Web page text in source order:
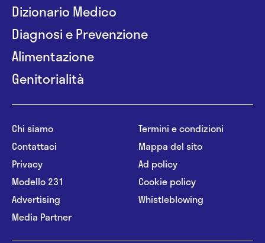
Dizionario Medico
Diagnosi e Prevenzione
Alimentazione
Genitorialità
Chi siamo
Contattaci
Privacy
Modello 231
Advertising
Media Partner
Termini e condizioni
Mappa del sito
Ad policy
Cookie policy
Whistleblowing